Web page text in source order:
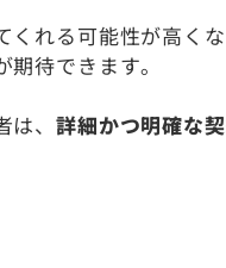
くれる可能性が高く
待できます。
は、詳細かつ明確な